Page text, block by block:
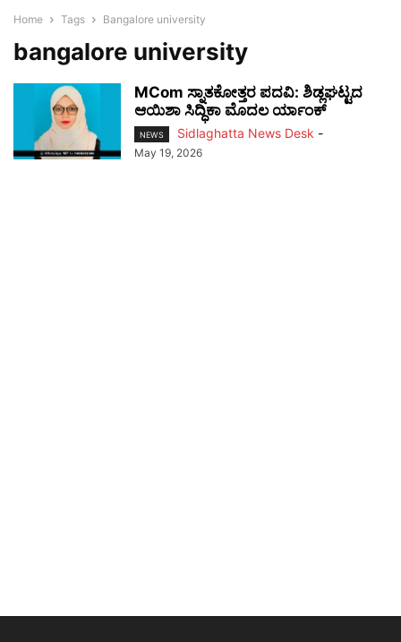
Home Tags Bangalore university
bangalore university
MCom ಸ್ನಾತಕೋತ್ತರ ಪದವಿ: ಶಿಡ್ಲಘಟ್ಟದ
ಆಯಿಶಾ ಸಿದ್ಧಿಕಾ ಮೊದಲ ರ್ಯಾಂಕ್
NEWS Sidlaghatta News Desk -
May 19, 2026